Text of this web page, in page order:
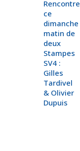
Rencontre
ce
dimanche
matin de
deux
Stampes
SV4 :
Gilles
Tardivel
& Olivier
Dupuis